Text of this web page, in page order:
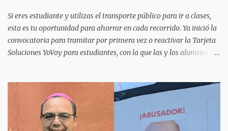
Si eres estudiante y utilizas el transporte público para ir a clases,
esta es tu oportunidad para ahorrar en cada recorrido. Ya inició la
convocatoria para tramitar por primera vez o reactivar la Tarjeta
Soluciones YoVoy para estudiantes, con la que las y los alumnos
secundaria, bachillerato y universidad en Aguascalientes, quienes
pueden utilizar este descuento durante todo el año, lo cual
representa un importante apoyo para la economía de las familias.
La convocatoria permanecerá abierta durante los meses de agosto,